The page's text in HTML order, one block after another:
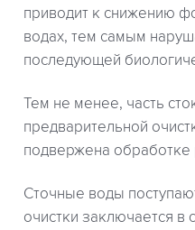
приводит к снижению
водах, тем самым
последующей
Тем не менее, часть
предварительной
подвержена обработке
Сточные воды
очистки заключается в